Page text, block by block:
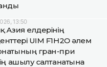
13:50
Азия елдерінің
UIM F1H2O әлем
гран-при
ашылу салтанатына